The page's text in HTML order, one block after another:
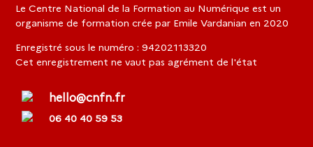
Le Centre National de la Formation au Numérique est un
organisme de formation crée par Emile Vardanian en 2020
Enregistré sous le numéro : 94202113320
Cet enregistrement ne vaut pas agrément de l'état
hello@cnfn.fr
06 40 40 59 53